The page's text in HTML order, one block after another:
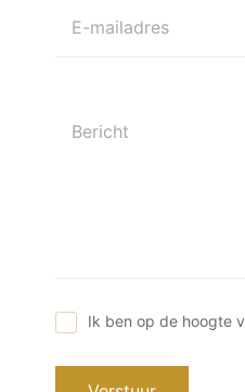
E-mailadres
Bericht
Ik ben op de hoogte